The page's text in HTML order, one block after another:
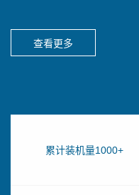
查看更多
累计装机量1000+